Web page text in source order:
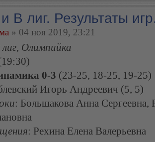
В лиг. Результаты
» 04 ноя 2019, 23:21
Олимпийка
0-3 (23-25, 18-25, 19-25)
Игорь Андреевич (5, 5)
: Большакова Анна Сергеевна,
: Рехина Елена Валерьевна